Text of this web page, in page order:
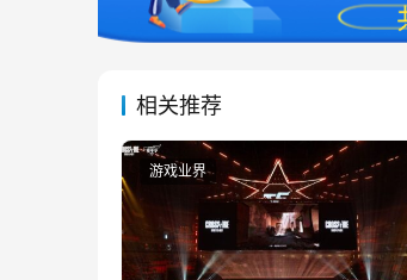
相关推荐
游戏业界